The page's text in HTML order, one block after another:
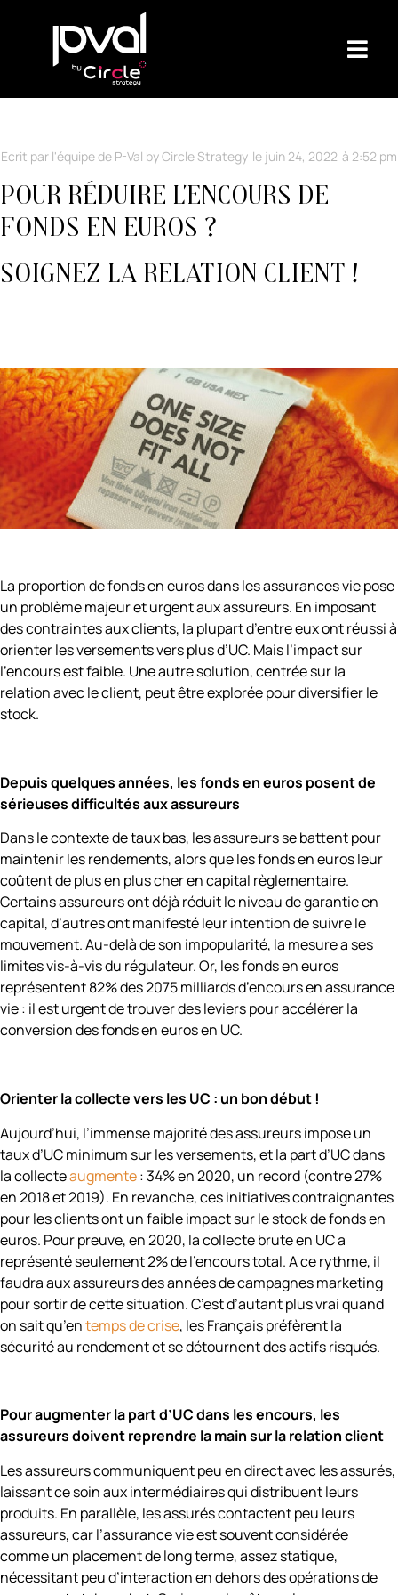
Ecrit par l'équipe de P-Val by Circle Strategy le juin 24, 2022 à 2:52 pm
Pour réduire l’encours de
fonds en euros ?
Soignez la relation client !
La proportion de fonds en euros dans les assurances vie pose
un problème majeur et urgent aux assureurs. En imposant
des contraintes aux clients, la plupart d’entre eux ont réussi à
orienter les versements vers plus d’UC. Mais l’impact sur
l’encours est faible. Une autre solution, centrée sur la
relation avec le client, peut être explorée pour diversifier le
stock.
Depuis quelques années, les fonds en euros posent de
sérieuses difficultés aux assureurs
Dans le contexte de taux bas, les assureurs se battent pour
maintenir les rendements, alors que les fonds en euros leur
coûtent de plus en plus cher en capital règlementaire.
Certains assureurs ont déjà réduit le niveau de garantie en
capital, d’autres ont manifesté leur intention de suivre le
mouvement. Au-delà de son impopularité, la mesure a ses
limites vis-à-vis du régulateur. Or, les fonds en euros
représentent 82% des 2075 milliards d’encours en assurance
vie : il est urgent de trouver des leviers pour accélérer la
conversion des fonds en euros en UC.
Orienter la collecte vers les UC : un bon début !
Aujourd’hui, l’immense majorité des assureurs impose un
taux d’UC minimum sur les versements, et la part d’UC dans
la collecteaugmente: 34% en 2020, un record (contre 27%
en 2018 et 2019). En revanche, ces initiatives contraignantes
pour les clients ont un faible impact sur le stock de fonds en
euros. Pour preuve, en 2020, la collecte brute en UC a
représenté seulement 2% de l’encours total. A ce rythme, il
faudra aux assureurs des années de campagnes marketing
pour sortir de cette situation. C’est d’autant plus vrai quand
on sait qu’entemps de crise, les Français préfèrent la
sécurité au rendement et se détournent des actifs risqués.
Pour augmenter la part d’UC dans les encours, les
assureurs doivent reprendre la main sur la relation client
Les assureurs communiquent peu en direct avec les assurés,
laissant ce soin aux intermédiaires qui distribuent leurs
produits. En parallèle, les assurés contactent peu leurs
assureurs, car l’assurance vie est souvent considérée
comme un placement de long terme, assez statique,
nécessitant peu d’interaction en dehors des opérations de